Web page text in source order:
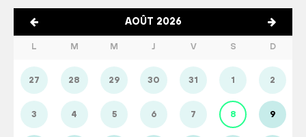
AOÛT 2026
L M M J V S D
27 28 29 30 31 1 2
3 4 5 6 7 8 9